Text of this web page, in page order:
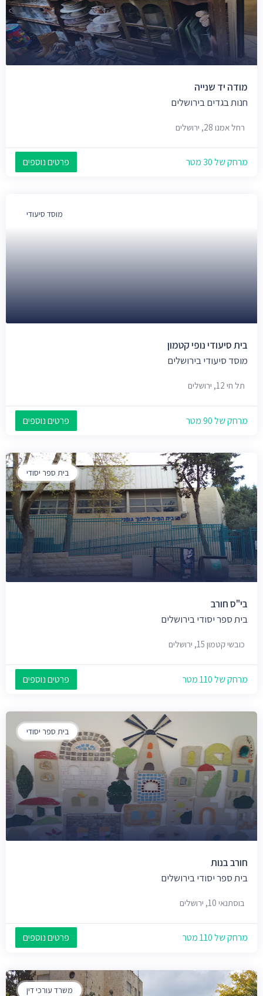
מודה יד שנייה
חנות בגדים בירושלים
רחל אמנו 28, ירושלים
מרחק של 30 מטר פרטים נוספים
מוסד סיעודי
בית סיעודי נופי קטמון
מוסד סיעודי בירושלים
תל חי 12, ירושלים
מרחק של 90 מטר פרטים נוספים
בית ספר יסודי
בי"ס חורב
בית ספר יסודי בירושלים
כובשי קטמון 15, ירושלים
מרחק של 110 מטר פרטים נוספים
בית ספר יסודי
חורב בנות
בית ספר יסודי בירושלים
בוסתנאי 10, ירושלים
מרחק של 110 מטר פרטים נוספים
משרד עורכי דין